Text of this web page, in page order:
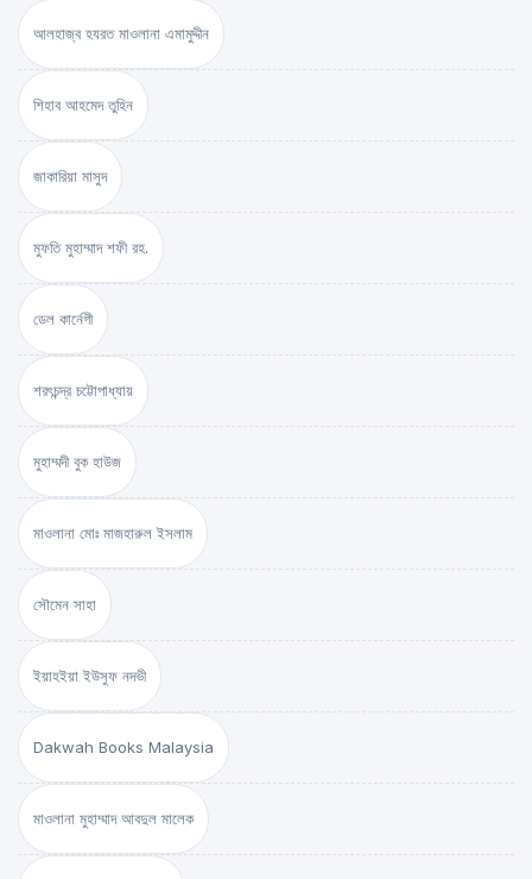
আলহাজ্ব হযরত মাওলানা এমামুদ্দীন
শিহাব আহমেদ তুহিন
জাকারিয়া মাসুদ
মুফতি মুহাম্মাদ শফী রহ.
ডেল কার্নেগী
শরৎচন্দ্র চট্টোপাধ্যায়
মুহাম্মদী বুক হাউজ
মাওলানা মোঃ মাজহারুল ইসলাম
সৌমেন সাহা
ইয়াহইয়া ইউসুফ নদভী
Dakwah Books Malaysia
মাওলানা মুহাম্মাদ আবদুল মালেক